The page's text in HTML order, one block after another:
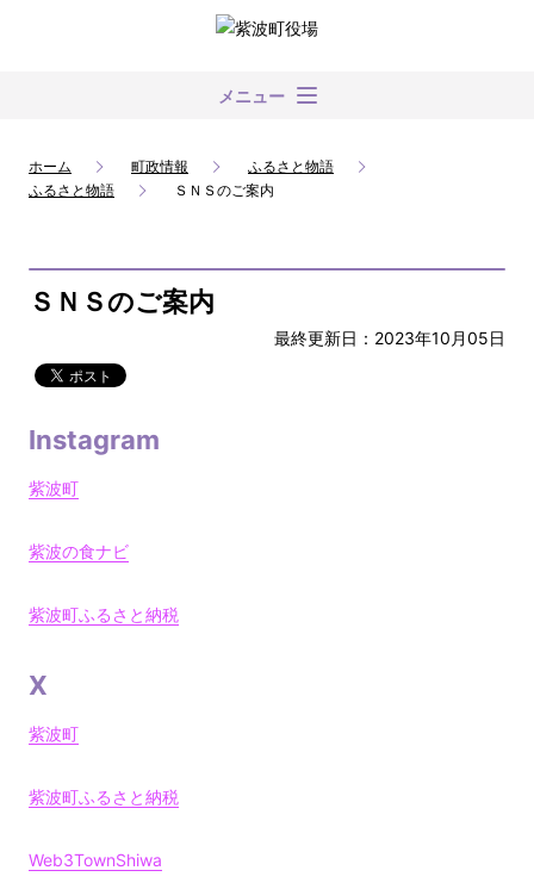
メニュー
ホーム 町政情報
ふるさと物語
ふるさと物語
ＳＮＳのご案内
ＳＮＳのご案内
最終更新日：2023年10月05日
Instagram
紫波町
紫波の食ナビ
紫波町ふるさと納税
X
紫波町
紫波町ふるさと納税
Web3TownShiwa